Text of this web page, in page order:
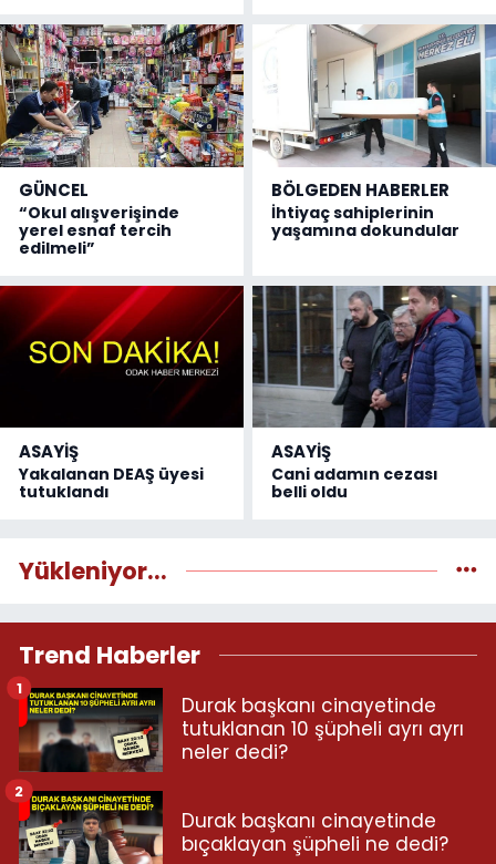
GÜNCEL
“Okul alışverişinde
yerel esnaf tercih
edilmeli”
BÖLGEDEN HABERLER
İhtiyaç sahiplerinin
yaşamına dokundular
ASAYİŞ
Yakalanan DEAŞ üyesi
tutuklandı
ASAYİŞ
Cani adamın cezası
belli oldu
Yükleniyor...
Trend Haberler
Durak başkanı cinayetinde
tutuklanan 10 şüpheli ayrı ayrı
neler dedi?
1
Durak başkanı cinayetinde
bıçaklayan şüpheli ne dedi?
2